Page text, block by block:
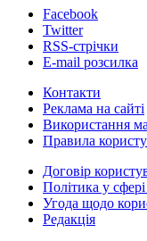
Facebook
Twitter
RSS-стрічки
E-mail розсилка
Контакти
Реклама на сайті
Використання
Правила
Договір
Політика у
Угода щодо
Редакція